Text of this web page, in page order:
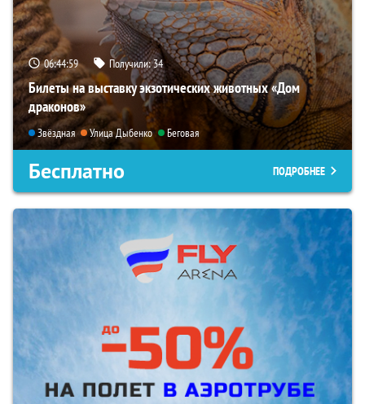
06:44:57 Получили:34
Билеты на выставку экзотических животных «Дом
драконов»
Звёздная Улица Дыбенко Беговая
Бесплатно ПОДРОБНЕЕ